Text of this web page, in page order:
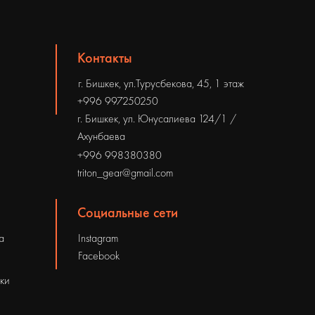
Контакты
г. Бишкек, ул.Турусбекова, 45, 1 этаж
г. Бишкек, ул. Юнусалиева 124/1 /
Ахунбаева
+996 998380380
triton_gear@gmail.com
+996 997250250
Социальные сети
Instagram
Facebook